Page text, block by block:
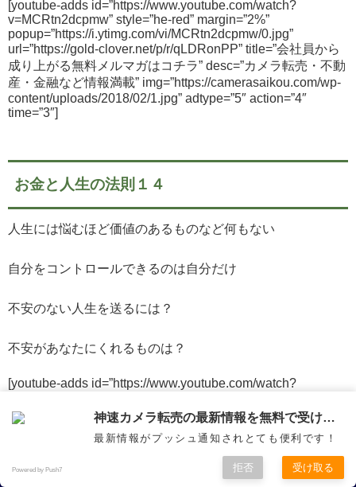
稼ぐ力を身に着け自由を得るという生き方
[youtube-adds id=”https://www.youtube.com/watch?
v=MCRtn2dcpmw” style=”he-red” margin=”2%”
popup=”https://i.ytimg.com/vi/MCRtn2dcpmw/0.jpg”
url=”https://gold-clover.net/p/r/qLDRonPP” title=”会社員から
成り上がる無料メルマガはコチラ” desc=”カメラ転売・不動
産・金融など情報満載” img=”https://camerasaikou.com/wp-
content/uploads/2018/02/1.jpg” adtype=”5″ action=”4″
time=”3″]
お金と人生の法則１４
人生には悩むほど価値のあるものなど何もない
自分をコントロールできるのは自分だけ
不安のない人生を送るには？
不安があなたにくれるものは？
[youtube-adds id=”https://www.youtube.com/watch?
popup=”https://i.ytimg.com/vi/HxfULhoGJbg/0.jpg”
url=”https://gold-clover.net/p/r/qLDRonPP” title=”会社員から
成り上がる無料メルマガはコチラ” desc=”カメラ転売・不動
産・金融など情報満載” img=”https://camerasaikou.com/wp-
content/uploads/2018/02/1.jpg” adtype=”5″ action=”4″
神速カメラ転売の最新情報を無料で受け取ろう
最新情報がプッシュ通知されとても便利です！
Powered by Push7 拒否 受け取る